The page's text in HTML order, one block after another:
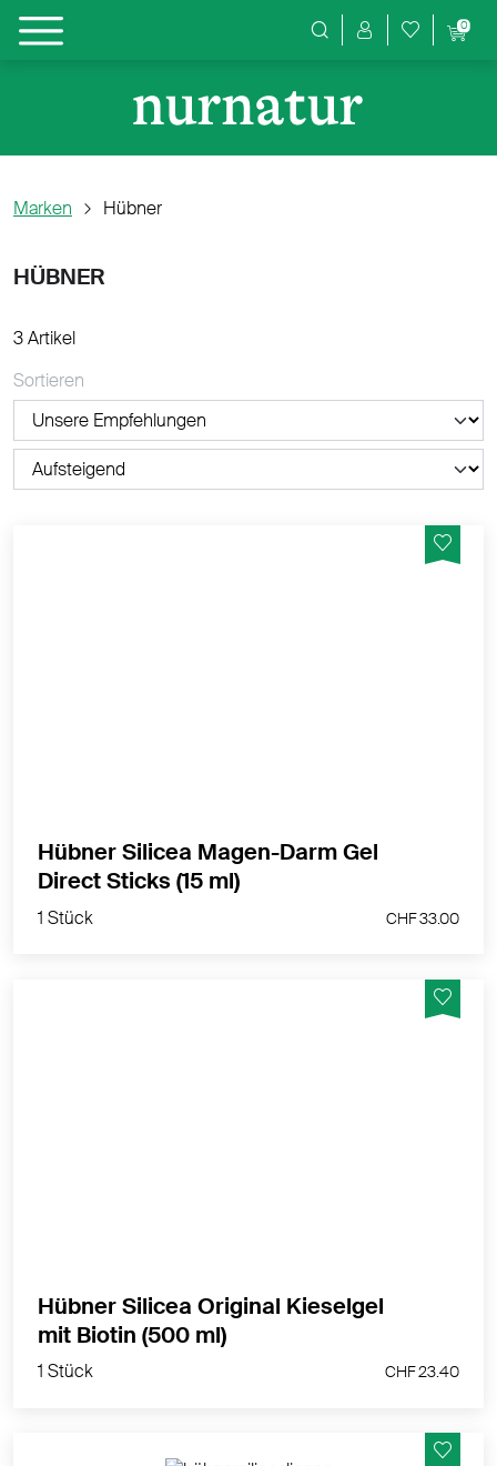
Produktsuche
0
Marken Hübner
HÜBNER
3 Artikel
Sortieren
1 Stück
Hübner Silicea Magen-Darm Gel
Direct Sticks (15 ml)
1 Stück CHF 33.00
1 Stück
Hübner Silicea Original Kieselgel
mit Biotin (500 ml)
1 Stück CHF 23.40